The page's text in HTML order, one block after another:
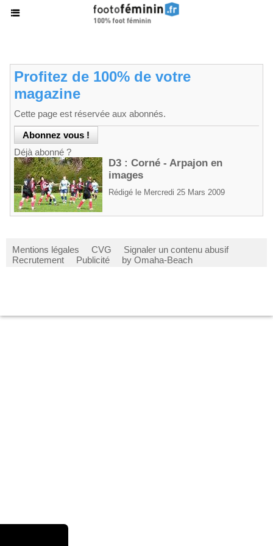
Profitez de 100% de votre
magazine
Cette page est réservée aux abonnés.
Déjà abonné ?
D3 : Corné - Arpajon en
images
Rédigé le Mercredi 25 Mars 2009
Mentions légales CVG
Signaler un contenu abusif
Recrutement
Publicité by Omaha-Beach